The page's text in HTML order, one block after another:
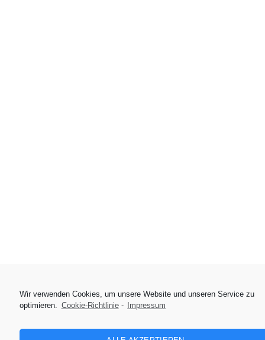
Wir verwenden Cookies, um unsere Website und unseren Service zu
optimieren. Cookie-Richtlinie- Impressum